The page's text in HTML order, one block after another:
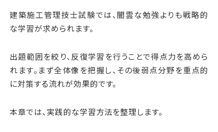
建築施工管理技士試験では、闇雲な勉強よりも戦略的
な学習が求められます。
出題範囲を絞り、反復学習を行うことで得点力を高めら
れます。まず全体像を把握し、その後弱点分野を重点的
に対策する流れが効果的です。
本章では、実践的な学習方法を整理します。